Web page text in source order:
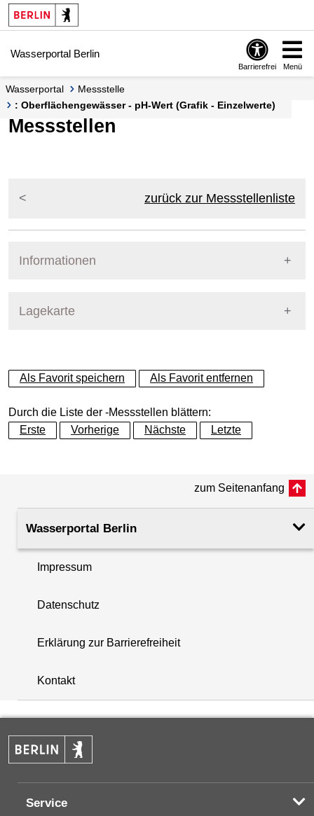
Springe zur Navigation
Springe zum Inhalt
Wasserportal Berlin
Barrierefrei Menü
Wasserportal
Messstelle
: Oberflächengewässer - pH-Wert (Grafik - Einzelwerte)
Messstellen
zurück zur Messstellenliste
Informationen
Lagekarte
+
−
+
−
Als Favorit speichern Als Favorit entfernen
Durch die Liste der -Messstellen blättern:
Erste
Vorherige Nächste Letzte
zum Seitenanfang
Wasserportal Berlin
Impressum
Datenschutz
Erklärung zur Barrierefreiheit
Kontakt
Service